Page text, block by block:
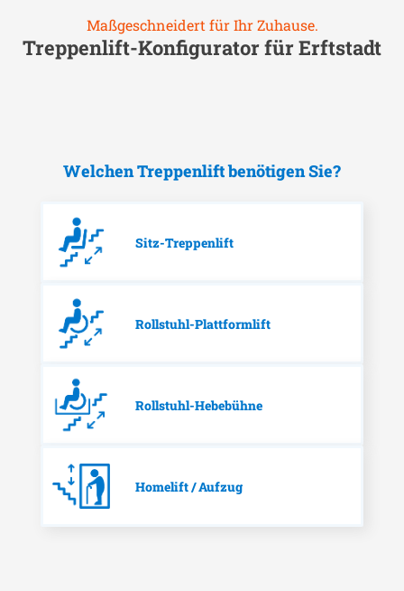
Maßgeschneidert für Ihr Zuhause.
Treppenlift-Konfigurator fürErftstadt
Welchen Treppenlift benötigen Sie?
Sitz-Treppenlift
Rollstuhl-Plattformlift
Rollstuhl-Hebebühne
Homelift / Aufzug